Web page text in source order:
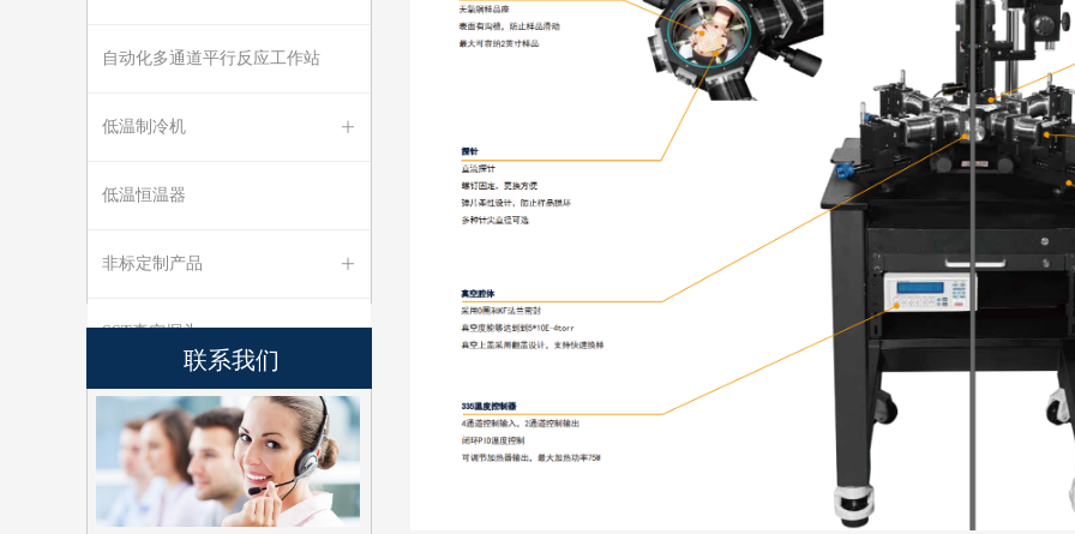
联系我们
自动化多通道平行反应工作站
ꄶ
低温制冷机
低温恒温器
ꄶ
非标定制产品
SST真空探头